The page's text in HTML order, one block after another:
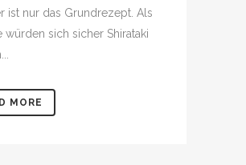
ist nur das Grundrezept. Als
würden sich sicher Shirataki
MORE